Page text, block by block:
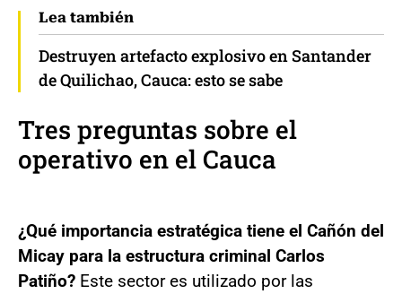
Lea también
Destruyen artefacto explosivo en Santander
de Quilichao, Cauca: esto se sabe
Tres preguntas sobre el
operativo en el Cauca
¿Qué importancia estratégica tiene el Cañón del
Micay para la estructura criminal Carlos
Patiño? Este sector es utilizado por las